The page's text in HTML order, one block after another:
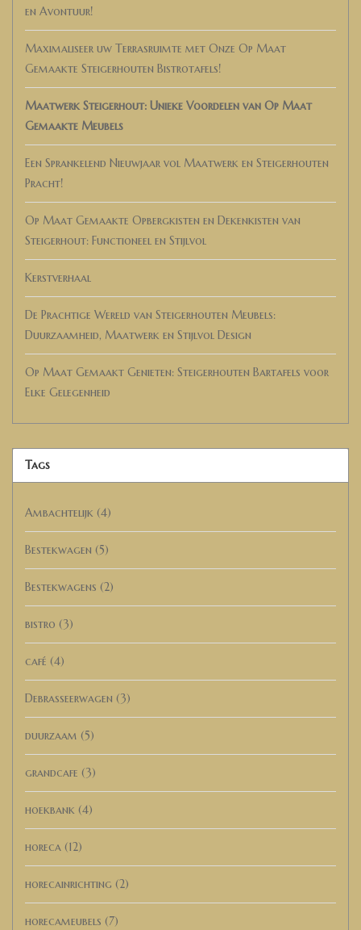
en Avontuur!
Maximaliseer uw Terrasruimte met Onze Op Maat
Gemaakte Steigerhouten Bistrotafels!
Maatwerk Steigerhout: Unieke Voordelen van Op Maat
Gemaakte Meubels
Een Sprankelend Nieuwjaar vol Maatwerk en Steigerhouten
Pracht!
Op Maat Gemaakte Opbergkisten en Dekenkisten van
Steigerhout: Functioneel en Stijlvol
Kerstverhaal
De Prachtige Wereld van Steigerhouten Meubels:
Duurzaamheid, Maatwerk en Stijlvol Design
Op Maat Gemaakt Genieten: Steigerhouten Bartafels voor
Elke Gelegenheid
Tags
Ambachtelijk (4)
Bestekwagen (5)
Bestekwagens (2)
bistro (3)
café (4)
Debrasseerwagen (3)
duurzaam (5)
grandcafe (3)
hoekbank (4)
horeca (12)
horecainrichting (2)
horecameubels (7)